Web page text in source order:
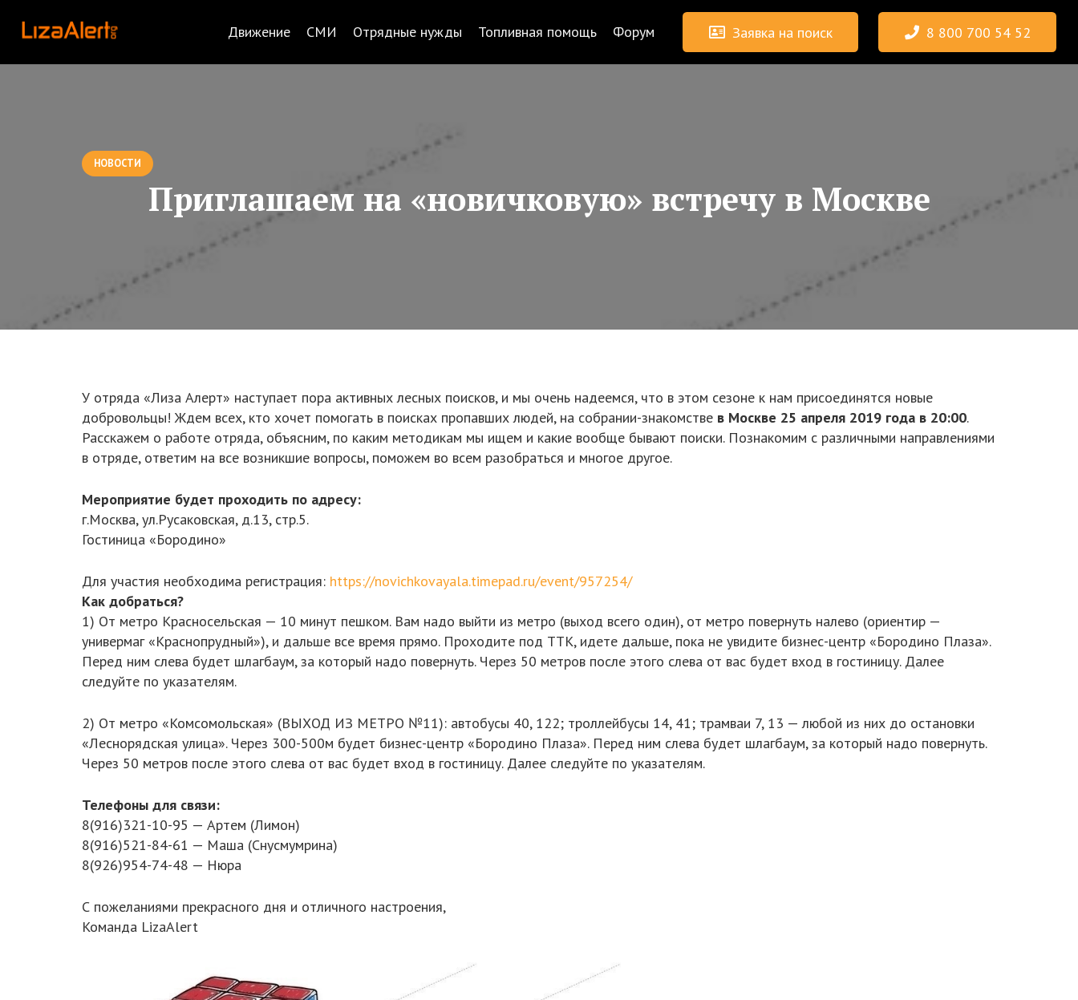
Движение СМИ Отрядные нужды Топливная помощь Форум Заявка на поиск 8 800 700 54 52
НОВОСТИ
Приглашаем на «новичковую» встречу в Москве
У отряда «Лиза Алерт» наступает пора активных лесных поисков, и мы очень надеемся, что в этом сезоне к нам присоединятся новые
добровольцы! Ждем всех, кто хочет помогать в поисках пропавших людей, на собрании-знакомстве в Москве 25 апреля 2019 года в 20:00.
Расскажем о работе отряда, объясним, по каким методикам мы ищем и какие вообще бывают поиски. Познакомим с различными направлениями
в отряде, ответим на все возникшие вопросы, поможем во всем разобраться и многое другое.
Мероприятие будет проходить по адресу:
г.Москва, ул.Русаковская, д.13, стр.5.
Гостиница «Бородино»
Для участия необходима регистрация: https://novichkovayala.timepad.ru/event/957254/
Как добраться?
1) От метро Красносельская — 10 минут пешком. Вам надо выйти из метро (выход всего один), от метро повернуть налево (ориентир —
универмаг «Краснопрудный»), и дальше все время прямо. Проходите под ТТК, идете дальше, пока не увидите бизнес-центр «Бородино Плаза».
Перед ним слева будет шлагбаум, за который надо повернуть. Через 50 метров после этого слева от вас будет вход в гостиницу. Далее
следуйте по указателям.
2) От метро «Комсомольская» (ВЫХОД ИЗ МЕТРО №11): автобусы 40, 122; троллейбусы 14, 41; трамваи 7, 13 — любой из них до остановки
«Леснорядская улица». Через 300-500м будет бизнес-центр «Бородино Плаза». Перед ним слева будет шлагбаум, за который надо повернуть.
Через 50 метров после этого слева от вас будет вход в гостиницу. Далее следуйте по указателям.
Телефоны для связи:
8(916)321-10-95 — Артем (Лимон)
8(916)521-84-61 — Маша (Снусмумрина)
8(926)954-74-48 — Нюра
С пожеланиями прекрасного дня и отличного настроения,
Команда LizaAlert